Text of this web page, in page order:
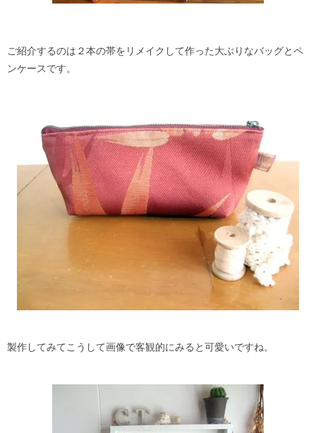
ご紹介するのは２本の帯をリメイクして作った大ぶりなバッグとペ
ンケースです。
製作してみてこうして画像で客観的にみると可愛いですね。